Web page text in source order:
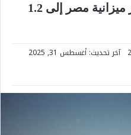
فوائد الديون تضاعف عجز ميزانية مصر إلى 1.2
آخر تحديث: أغسطس 31, 2025